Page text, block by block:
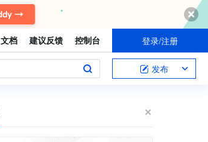
文档 建议反馈 控制台 登录/注册
发布